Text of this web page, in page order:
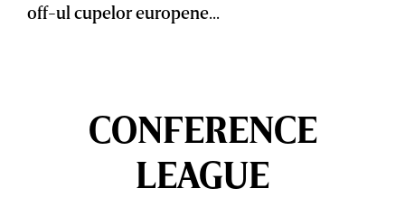
off-ul cupelor europene...
CONFERENCE
LEAGUE